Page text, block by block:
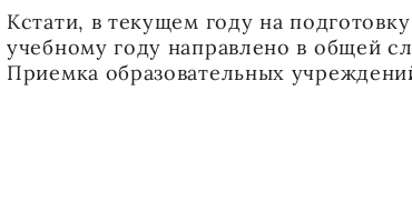
Кстати, в текущем году на
учебному году направлено в общей
Приемка образовательных